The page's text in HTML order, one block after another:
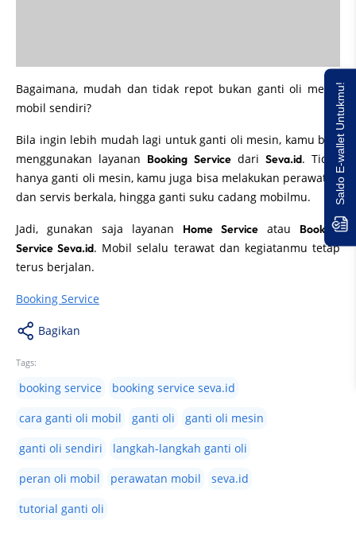
Bagaimana, mudah dan tidak repot bukan ganti oli mesin
mobil sendiri?
Bila ingin lebih mudah lagi untuk ganti oli mesin, kamu bisa
menggunakan layanan Booking Servicedari Seva.id. Tidak
hanya ganti oli mesin, kamu juga bisa melakukan perawatan
dan servis berkala, hingga ganti suku cadang mobilmu.
Jadi, gunakan saja layanan Home Service atau Booking
Service Seva.id. Mobil selalu terawat dan kegiatanmu tetap
terus berjalan.
Booking Service
Bagikan
Tags:
booking service
booking service seva.id
cara ganti oli mobil
ganti oli
ganti oli mesin
ganti oli sendiri
langkah-langkah ganti oli
peran oli mobil
perawatan mobil
seva.id
tutorial ganti oli
Saldo E-wallet Untukmu!